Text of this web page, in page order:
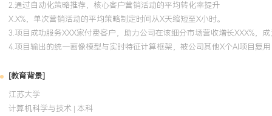
2.通过自动化策略推荐，核心客户营销活动的平均转化率提升
X.X%，单次营销活动的平均策略制定时间从X天缩短至X小时。
3.项目成功服务XXX家付费客户，助力公司在该细分市场营收增长XXX%，
4.项目输出的统一画像模型与实时特征计算框架，被公司其他X个AI项目复
[教育背景]
江苏大学
计算机科学与技术 | 本科